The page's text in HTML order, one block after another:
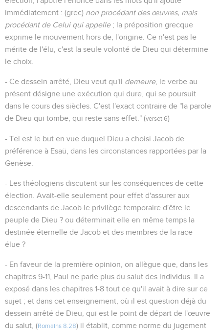
immédiatement : (grec) non procédant des œuvres, mais
procédant de Celui qui appelle; la préposition grecque
exprime le mouvement hors de, l'origine. Ce n'est pas le
mérite de l'élu, c'est la seule volonté de Dieu qui détermine
le choix.
- Ce dessein arrêté, Dieu veut qu'il demeure, le verbe au
présent désigne une exécution qui dure, qui se poursuit
dans le cours des siècles. C'est l'exact contraire de "la parole
de Dieu qui tombe, qui reste sans effet." (verset 6)
- Tel est le but en vue duquel Dieu a choisi Jacob de
préférence à Esaü, dans les circonstances rapportées par la
Genèse.
- Les théologiens discutent sur les conséquences de cette
élection. Avait-elle seulement pour effet d'assurer aux
descendants de Jacob le privilège temporaire d'être le
peuple de Dieu ? ou déterminait elle en même temps la
destinée éternelle de Jacob et des membres de la race
élue ?
- En faveur de la première opinion, on allègue que, dans les
chapitres 9-11, Paul ne parle plus du salut des individus. Il a
exposé dans les chapitres 1-8 tout ce qu'il avait à dire sur ce
sujet ; et dans cet enseignement, où il est question déjà du
dessein arrêté de Dieu, qui est le point de départ de l'œuvre
du salut, (Romains 8.28) il établit, comme norme du jugement